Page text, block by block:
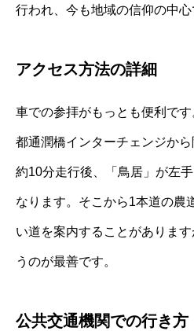
行われ、今も地域の信仰の中心
アクセス方法の詳細
車での参拝がもっとも便利で
都通潤橋インターチェンジか
約10分走行後、「鳥居」が左
なります。そこから1本道の農
い道を案内することがありま
うのが最善です。
公共交通機関での行き方